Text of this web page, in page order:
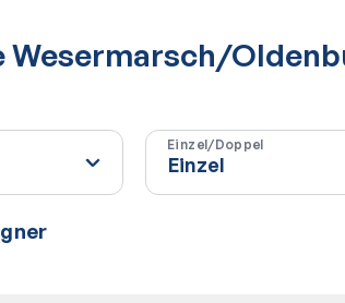
Wesermarsch/
Einzel/Doppel